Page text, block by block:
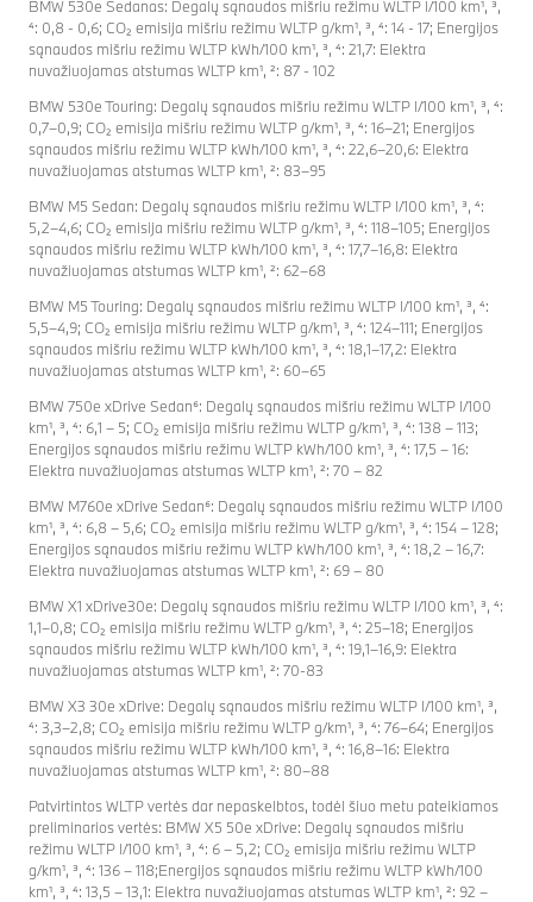
BMW 530e Sedanas: Degalų sąnaudos mišriu režimu WLTP l/100 km¹, ³,
⁴: 0,8 - 0,6; CO₂ emisija mišriu režimu WLTP g/km¹, ³, ⁴: 14 - 17; Energijos
sąnaudos mišriu režimu WLTP kWh/100 km¹, ³, ⁴: 21,7: Elektra
nuvažiuojamas atstumas WLTP km¹, ²: 87 - 102
BMW 530e Touring: Degalų sąnaudos mišriu režimu WLTP l/100 km¹, ³, ⁴:
0,7–0,9; CO₂ emisija mišriu režimu WLTP g/km¹, ³, ⁴: 16–21; Energijos
sąnaudos mišriu režimu WLTP kWh/100 km¹, ³, ⁴: 22,6–20,6: Elektra
nuvažiuojamas atstumas WLTP km¹, ²: 83–95
BMW M5 Sedan: Degalų sąnaudos mišriu režimu WLTP l/100 km¹, ³, ⁴:
5,2–4,6; CO₂ emisija mišriu režimu WLTP g/km¹, ³, ⁴: 118–105; Energijos
sąnaudos mišriu režimu WLTP kWh/100 km¹, ³, ⁴: 17,7–16,8: Elektra
nuvažiuojamas atstumas WLTP km¹, ²: 62–68
BMW M5 Touring: Degalų sąnaudos mišriu režimu WLTP l/100 km¹, ³, ⁴:
5,5–4,9; CO₂ emisija mišriu režimu WLTP g/km¹, ³, ⁴: 124–111; Energijos
sąnaudos mišriu režimu WLTP kWh/100 km¹, ³, ⁴: 18,1–17,2: Elektra
nuvažiuojamas atstumas WLTP km¹, ²: 60–65
BMW 750e xDrive Sedan⁶: Degalų sąnaudos mišriu režimu WLTP l/100
km¹, ³, ⁴: 6,1 – 5; CO₂ emisija mišriu režimu WLTP g/km¹, ³, ⁴: 138 – 113;
Energijos sąnaudos mišriu režimu WLTP kWh/100 km¹, ³, ⁴: 17,5 – 16:
Elektra nuvažiuojamas atstumas WLTP km¹, ²: 70 – 82
BMW M760e xDrive Sedan⁶: Degalų sąnaudos mišriu režimu WLTP l/100
km¹, ³, ⁴: 6,8 – 5,6; CO₂ emisija mišriu režimu WLTP g/km¹, ³, ⁴: 154 – 128;
Energijos sąnaudos mišriu režimu WLTP kWh/100 km¹, ³, ⁴: 18,2 – 16,7:
Elektra nuvažiuojamas atstumas WLTP km¹, ²: 69 – 80
BMW X1 xDrive30e: Degalų sąnaudos mišriu režimu WLTP l/100 km¹, ³, ⁴:
1,1–0,8; CO₂ emisija mišriu režimu WLTP g/km¹, ³, ⁴: 25–18; Energijos
sąnaudos mišriu režimu WLTP kWh/100 km¹, ³, ⁴: 19,1–16,9: Elektra
nuvažiuojamas atstumas WLTP km¹, ²: 70-83
BMW X3 30e xDrive: Degalų sąnaudos mišriu režimu WLTP l/100 km¹, ³,
⁴: 3,3–2,8; CO₂ emisija mišriu režimu WLTP g/km¹, ³, ⁴: 76–64; Energijos
sąnaudos mišriu režimu WLTP kWh/100 km¹, ³, ⁴: 16,8–16: Elektra
nuvažiuojamas atstumas WLTP km¹, ²: 80–88
Patvirtintos WLTP vertės dar nepaskelbtos, todėl šiuo metu pateikiamos
preliminarios vertės: BMW X5 50e xDrive: Degalų sąnaudos mišriu
režimu WLTP l/100 km¹, ³, ⁴: 6 – 5,2; CO₂ emisija mišriu režimu WLTP
g/km¹, ³, ⁴: 136 – 118;Energijos sąnaudos mišriu režimu WLTP kWh/100
km¹, ³, ⁴: 13,5 – 13,1: Elektra nuvažiuojamas atstumas WLTP km¹, ²: 92 –